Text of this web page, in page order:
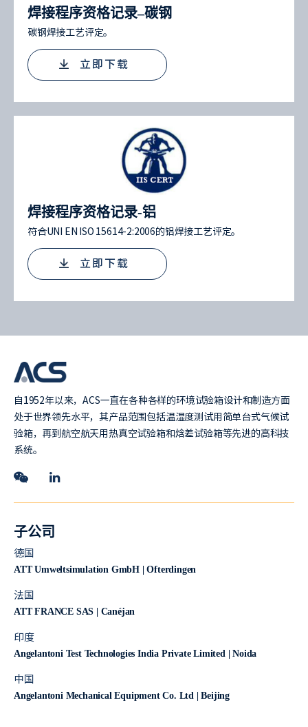
焊接程序资格记录–碳钢
碳钢焊接工艺评定。
立即下载
焊接程序资格记录-铝
符合UNI EN ISO 15614-2:2006的铝焊接工艺评定。
立即下载
自1952年以来，ACS一直在各种各样的环境试验箱设计和制造方面
处于世界领先水平，其产品范围包括温湿度测试用简单台式气候试
验箱，再到航空航天用热真空试验箱和焓差试验箱等先进的高科技
系统。
子公司
德国
ATT Umweltsimulation GmbH | Ofterdingen
法国
ATT FRANCE SAS | Canéjan
印度
Angelantoni Test Technologies India Private Limited | Noida
中国
Angelantoni Mechanical Equipment Co. Ltd | Beijing